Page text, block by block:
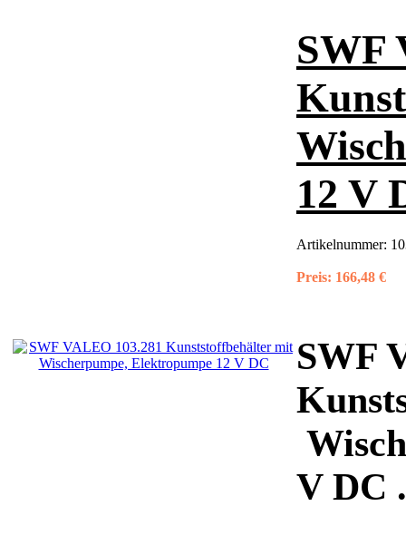
SWF
12 V
Artikelnummer:
Preis: 166,48 €
SWF
V DC